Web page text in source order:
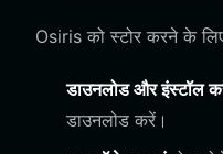
Osiris को स्टोर करने के
डाउनलोड और इंस्टॉल
डाउनलोड करें।